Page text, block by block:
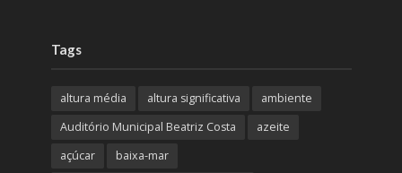
Tags
altura média altura significativa
ambiente
Auditório Municipal Beatriz Costa
azeite
açúcar
baixa-mar